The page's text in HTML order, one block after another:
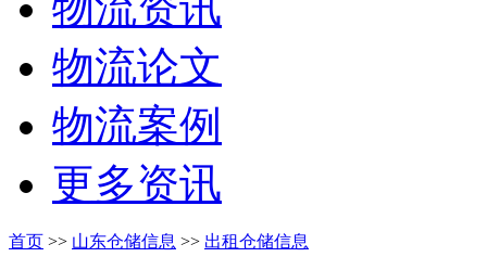
物流论文
物流案例
更多资讯
首页 >> 山东仓储信息 >> 出租仓储信息